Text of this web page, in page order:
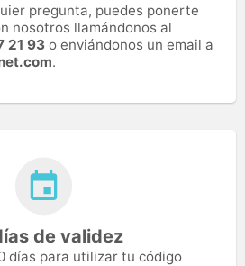
pregunta, puedes ponerte
nosotros llamándonos al
21 93 o enviándonos un email a
.
de validez
días para utilizar tu código